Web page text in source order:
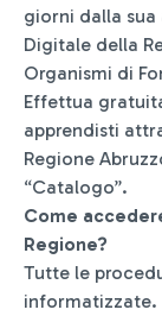
giorni dalla
Digitale della
Organismi di
Effettua
apprendisti
Regione
“Catalogo”.
Come
Regione?
Tutte le
informatizzate.